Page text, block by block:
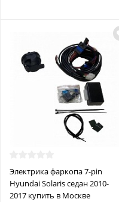
Электрика фаркопа 7-pin
Hyundai Solaris седан 2010-
2017 купить в Москве